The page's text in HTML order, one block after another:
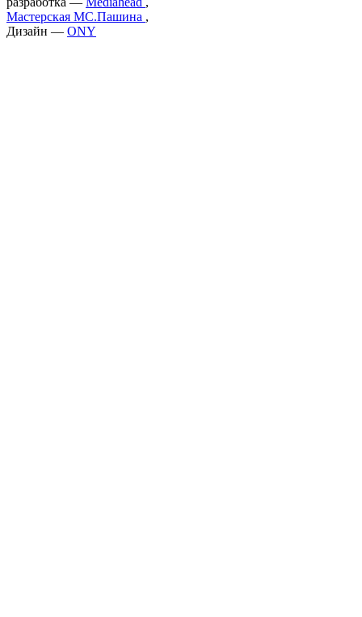
Мастерская МС.Пашина ,
Дизайн — ONY